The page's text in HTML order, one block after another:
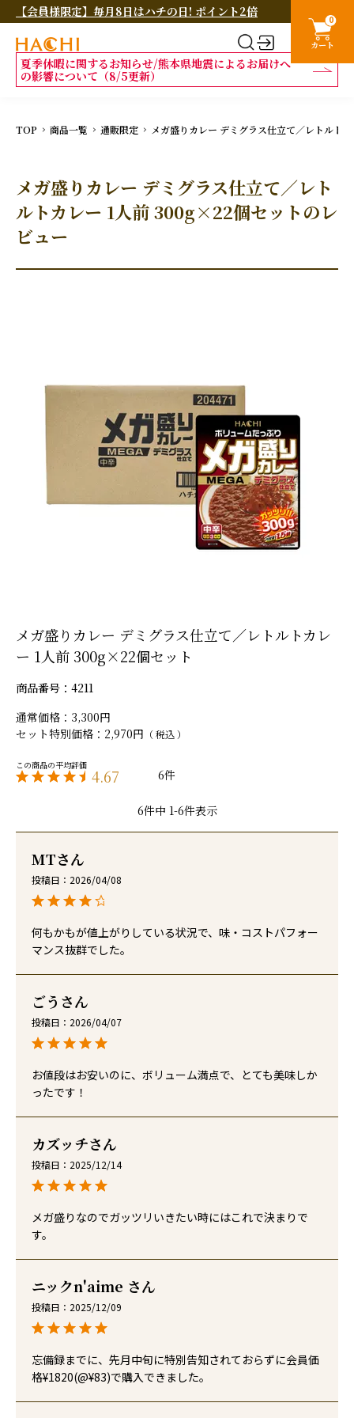
【会員様限定】毎月8日はハチの日! ポイント2倍
夏季休暇に関するお知らせ/熊本県地震によるお届けへ
の影響について（8/5更新）
0
カート
TOP 商品一覧 通販限定 メガ盛りカレー デミグラス仕立て／レトル
メガ盛りカレー デミグラス仕立て／レト
ルトカレー 1人前 300g×22個セットのレ
ビュー
メガ盛りカレー デミグラス仕立て／レトルトカレ
ー 1人前 300g×22個セット
商品番号
4211
通常価格
3,300
セット特別価格
2,970 税込
4.67 6
6件中 1-6件表示
MT
投稿日 2026/04/08
何もかもが値上がりしている状況で、味・コストパフォー
ごう
投稿日 2026/04/07
お値段はお安いのに、ボリューム満点で、とても美味しか
ったです！
カズッチ
投稿日 2025/12/14
メガ盛りなのでガッツリいきたい時にはこれで決まりで
す。
ニックn'aime
投稿日 2025/12/09
忘備録までに、先月中旬に特別告知されておらずに会員価
格¥1820(@¥83)で購入できました。